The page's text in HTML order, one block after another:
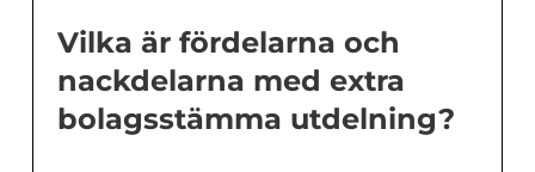
Vilka är fördelarna och
nackdelarna med extra
bolagsstämma utdelning?